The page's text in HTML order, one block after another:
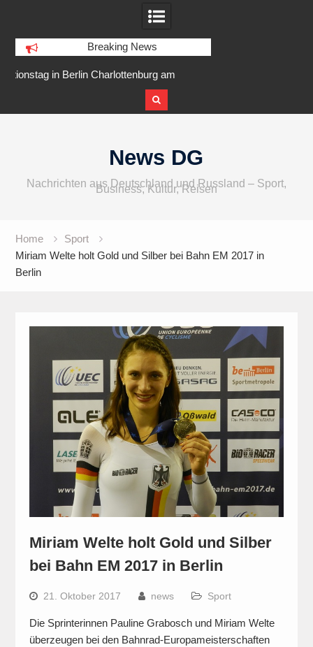
Breaking News
IFA 2026 Audio wird größer,
internationaler und vielfältiger
News DG
Nachrichten aus Deutschland und Russland – Sport,
Business, Kultur, Reisen
Home
Sport
Miriam Welte holt Gold und Silber bei Bahn EM 2017 in
Berlin
Miriam Welte holt Gold und Silber
bei Bahn EM 2017 in Berlin
21. Oktober 2017 news Sport
Die Sprinterinnen Pauline Grabosch und Miriam Welte
überzeugen bei den Bahnrad-Europameisterschaften